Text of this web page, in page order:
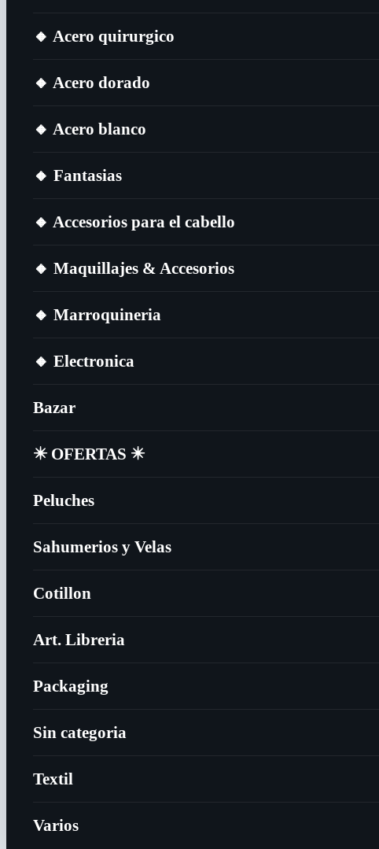
🔸​ Acero quirurgico
🔸​ Acero dorado
🔸​ Acero blanco
🔸​ Fantasias
🔸​ Accesorios para el cabello
🔸​ Maquillajes & Accesorios
🔸​ Marroquineria
🔸​ Electronica
Bazar
✴️​ OFERTAS ✴️​
Peluches
Sahumerios y Velas
Cotillon
Art. Libreria
Packaging
Sin categoria
Textil
Varios